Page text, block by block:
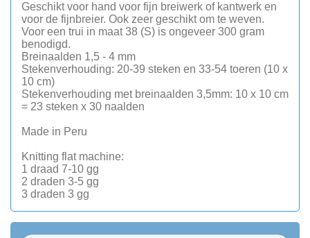
Geschikt voor hand voor fijn breiwerk of kantwerk en
voor de fijnbreier. Ook zeer geschikt om te weven.
Voor een trui in maat 38 (S) is ongeveer 300 gram
benodigd.
Breinaalden 1,5 - 4 mm
Stekenverhouding: 20-39 steken en 33-54 toeren (10 x
10 cm)
Stekenverhouding met breinaalden 3,5mm: 10 x 10 cm
= 23 steken x 30 naalden
Made in Peru
Knitting flat machine:
1 draad 7-10 gg
2 draden 3-5 gg
3 draden 3 gg